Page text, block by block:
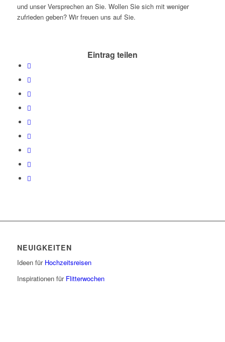
und unser Versprechen an Sie. Wollen Sie sich mit weniger
zufrieden geben? Wir freuen uns auf Sie.
Eintrag teilen
NEUIGKEITEN
Ideen für Hochzeitsreisen
Inspirationen für Flitterwochen